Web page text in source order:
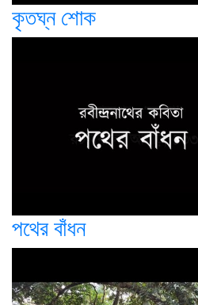
কৃতঘ্ন শোক
পথের বাঁধন